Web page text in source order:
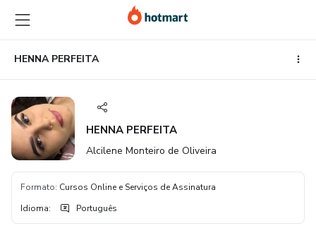
para
o
conteúdo
principal
para
o
pagamento
para
o
rodapé
HENNA PERFEITA
HENNA PERFEITA
Alcilene Monteiro de Oliveira
Formato: Cursos Online e Serviços de Assinatura
Idioma: Português